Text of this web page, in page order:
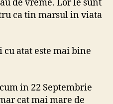
de vreme. Lor le sunt
ca tin marsul in viata
atat este mai bine
in 22 Septembrie
cat mai mare de